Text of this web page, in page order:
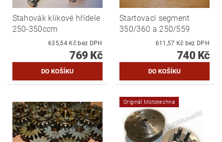
Stahovák klikové hřídele
250-350ccm
635,54 Kč bez DPH
769 Kč
Startovací segment
350/360 a 250/559
611,57 Kč bez DPH
740 Kč
Originál Mototechna